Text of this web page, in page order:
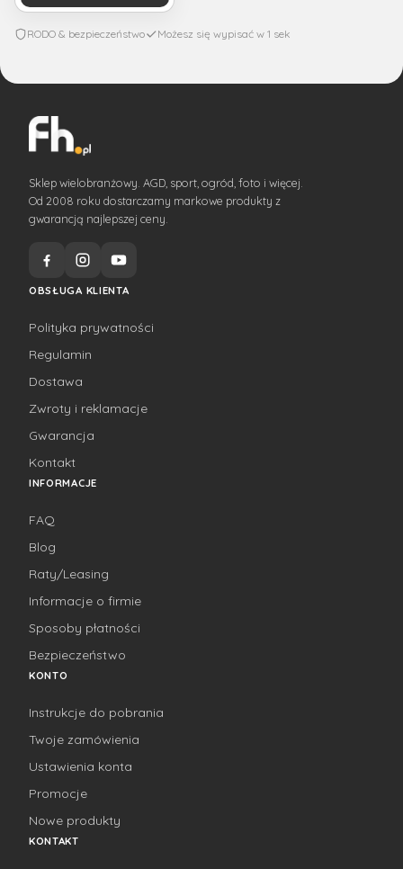
RODO & bezpieczeństwo Możesz się wypisać w 1 sek
Sklep wielobranżowy. AGD, sport, ogród, foto i więcej.
Od 2008 roku dostarczamy markowe produkty z
gwarancją najlepszej ceny.
OBSŁUGA KLIENTA
Polityka prywatności
Regulamin
Dostawa
Zwroty i reklamacje
Gwarancja
Kontakt
INFORMACJE
FAQ
Blog
Raty/Leasing
Informacje o firmie
Sposoby płatności
Bezpieczeństwo
KONTO
Instrukcje do pobrania
Twoje zamówienia
Ustawienia konta
Promocje
Nowe produkty
KONTAKT